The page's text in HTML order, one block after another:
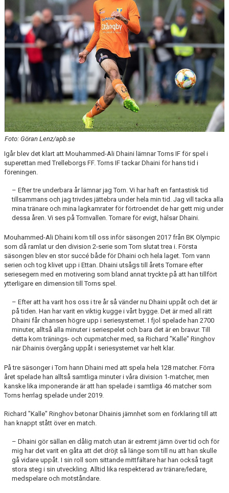
Foto: Göran Lenz/apb.se
Igår blev det klart att Mouhammed-Ali Dhaini lämnar Torns IF för spel i
superettan med Trelleborgs FF. Torns IF tackar Dhaini för hans tid i
föreningen.
– Efter tre underbara år lämnar jag Torn. Vi har haft en fantastisk tid
tillsammans och jag trivdes jättebra under hela min tid. Jag vill tacka alla
mina tränare och mina lagkamrater för förtroendet de har gett mig under
dessa åren. Vi ses på Tornvallen. Tornare för evigt, hälsar Dhaini.
Mouhammed-Ali Dhaini kom till oss inför säsongen 2017 från BK Olympic
som då ramlat ur den division 2-serie som Torn slutat trea i. Första
säsongen blev en stor succé både för Dhaini och hela laget. Torn vann
serien och tog klivet upp i Ettan. Dhaini utsågs till årets Tornare efter
seriesegern med en motivering som bland annat tryckte på att han tillfört
ytterligare en dimension till Torns spel.
– Efter att ha varit hos oss i tre år så vänder nu Dhaini uppåt och det är
på tiden. Han har varit en viktig kugge i vårt bygge. Det är med all rätt
Dhaini får chansen högre upp i seriesystemet. I fjol spelade han 2700
minuter, alltså alla minuter i seriespelet och bara det är en bravur. Till
detta kom tränings- och cupmatcher med, sa Richard "Kalle" Ringhov
när Dhainis övergång uppåt i seriesystemet var helt klar.
På tre säsonger i Torn hann Dhaini med att spela hela 128 matcher. Förra
året spelade han alltså samtliga minuter i våra division 1-matcher, men
kanske lika imponerande är att han spelade i samtliga 46 matcher som
Torns herrlag spelade under 2019.
Richard "Kalle" Ringhov betonar Dhainis jämnhet som en förklaring till att
han knappt stått över en match.
– Dhaini gör sällan en dålig match utan är extremt jämn över tid och för
mig har det varit en gåta att det dröjt så länge som till nu att han skulle
gå vidare uppåt. I sin roll som sittande mittfältare har han också tagit
stora steg i sin utveckling. Alltid lika respekterad av tränare/ledare,
medspelare och motståndare.